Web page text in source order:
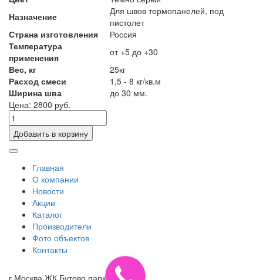
Назначение
Для швов термопанелей, под
пистолет
Страна изготовления
Россия
Температура
применения
от +5 до +30
Вес, кг
25кг
Расход смеси
1,5 - 8 кг/кв.м
Ширина шва
до 30 мм.
Цена: 2800 руб.
Добавить в корзину
Главная
О компании
Новости
Акции
Каталог
Производители
Фото объектов
Контакты
г.Москва ЖК Бутово парк